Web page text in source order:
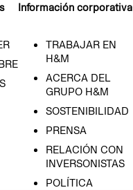
Información corporativa
TRABAJAR EN
H&M
ACERCA DEL
GRUPO H&M
SOSTENIBILIDAD
PRENSA
RELACIÓN CON
INVERSONISTAS
POLÍTICA